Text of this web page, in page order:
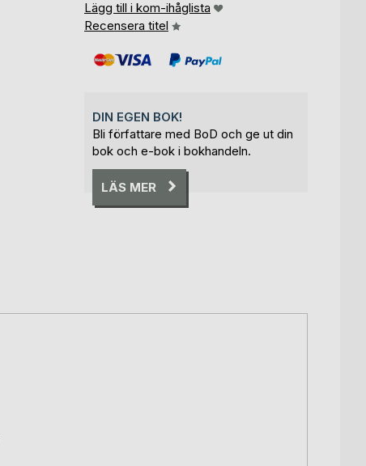
Lägg till i kom-ihåglista
Recensera titel
DIN EGEN BOK!
Bli författare med BoD och ge ut din
bok och e-bok i bokhandeln.
LÄS MER